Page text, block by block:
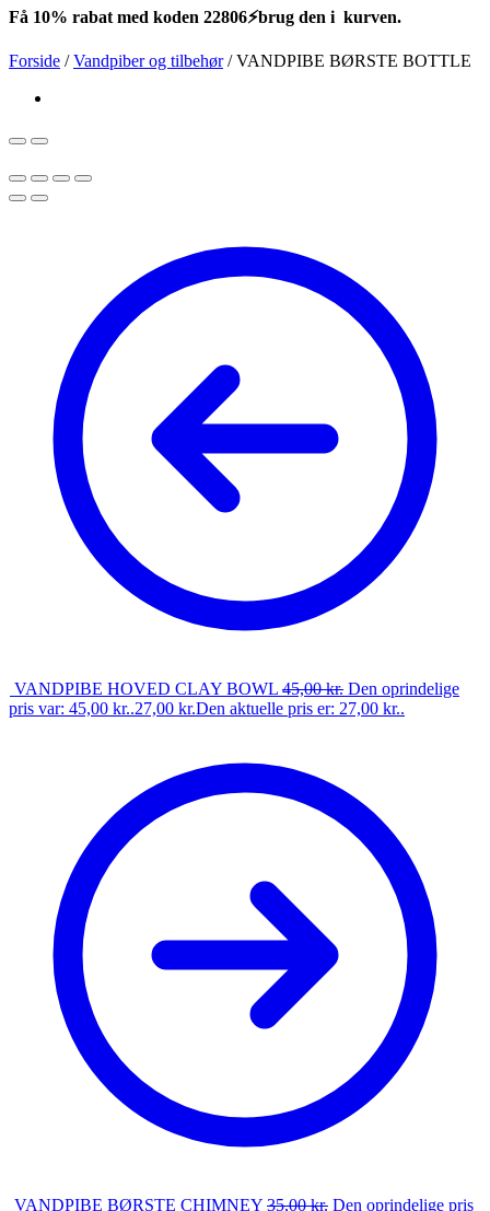
Få 10% rabat med koden 22806⚡brug den i kurven.
Forside /Vandpiber og tilbehør/VANDPIBE BØRSTE BOTTLE
VANDPIBE HOVED CLAY BOWL 45,00kr. Den oprindelige
pris var: 45,00 kr..27,00 kr.Den aktuelle pris er: 27,00 kr..
VANDPIBE BØRSTE CHIMNEY 35,00kr. Den oprindelige pris